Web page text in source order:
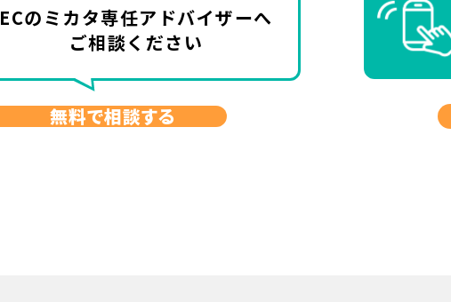
ECのミカタ専任アドバイザーへ
ご相談ください
無料で相談する